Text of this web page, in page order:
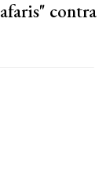
contra